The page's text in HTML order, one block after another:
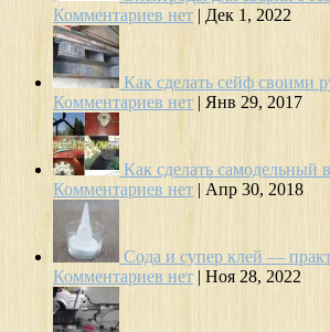
Комментариев нет | Дек 1, 2022
Как сделать сейф своими
Комментариев нет | Янв 29, 2017
Как сделать самодельный
Комментариев нет | Апр 30, 2018
Сода и супер клей —
Комментариев нет | Ноя 28, 2022